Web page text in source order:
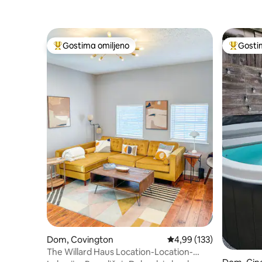
Najuspešniji među gostima omiljenim
Gostima omiljeno
Dom, Covington Prosečna ocena 4,99 od
4,99 (133)
The Willard Haus Location-Location-